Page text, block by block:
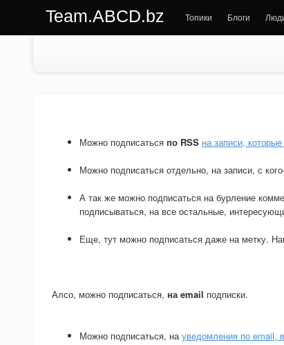
Team.ABCD.bz Топики Блоги
Можно подписаться по RSS на записи,
Можно подписаться отдельно, на записи, с
А так же можно подписаться на бурление
подписываться, на все остальные,
Еще, тут можно подписаться даже на метку.
Алсо, можно подписаться, на email подписки.
Можно подписаться, науведомления по email,